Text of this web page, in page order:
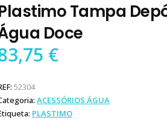
Tampa
Doce
€
52304
ACESSÓRIOS ÁGUA
PLASTIMO